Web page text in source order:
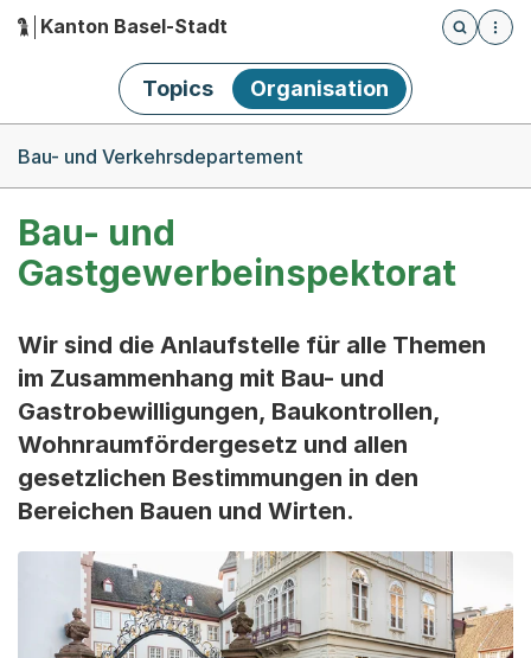
Hauptnavigation
Kanton Basel-Stadt
Öffnet
Topics Organisation
Bau- und Verkehrsdepartement
Bau- und
Gastgewerbeinspektorat
Wir sind die Anlaufstelle für alle Themen
im Zusammenhang mit Bau- und
Gastrobewilligungen, Baukontrollen,
Wohnraumfördergesetz und allen
gesetzlichen Bestimmungen in den
Bereichen Bauen und Wirten.